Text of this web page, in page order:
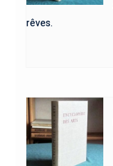
rêves.